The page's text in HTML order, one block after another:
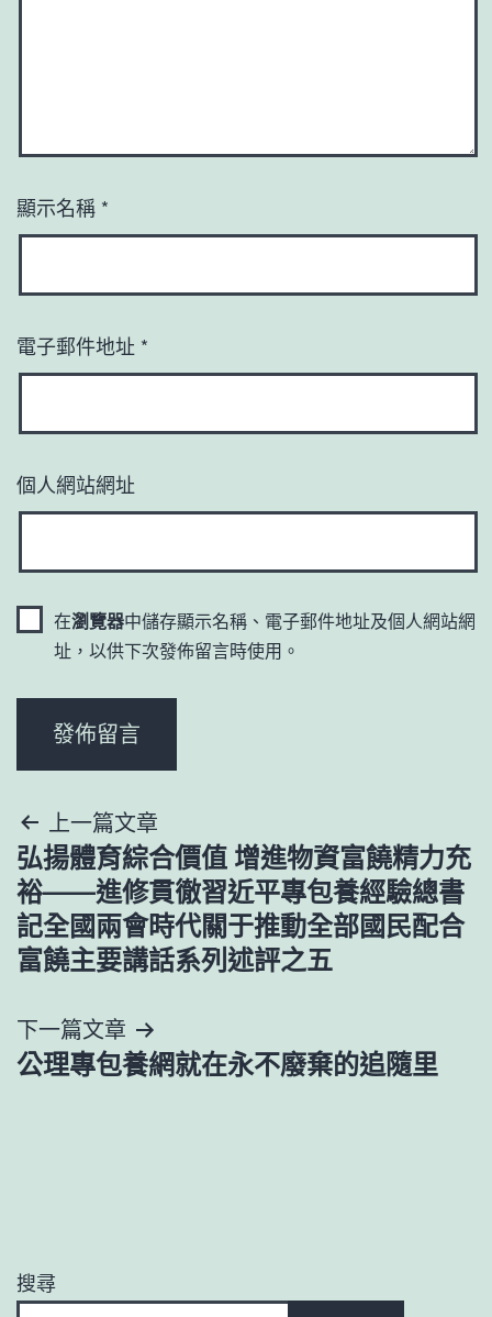
顯示名稱 *
電子郵件地址 *
個人網站網址
在瀏覽器中儲存顯示名稱、電子郵件地址及個人網站網
址，以供下次發佈留言時使用。
文
章
導
覽
上一篇文章
弘揚體育綜合價值 增進物資富饒精力充
裕——進修貫徹習近平專包養經驗總書
記全國兩會時代關于推動全部國民配合
富饒主要講話系列述評之五
下一篇文章
公理專包養網就在永不廢棄的追隨里
搜尋